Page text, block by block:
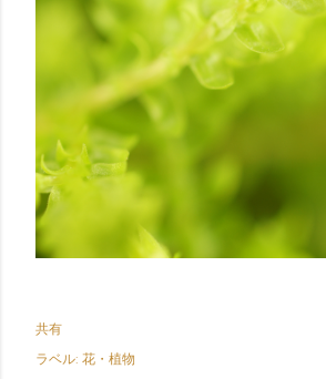
共有
ラベル: 花・植物